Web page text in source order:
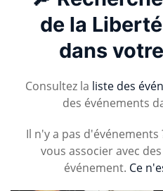
de la
dans
Consultez la liste des
des événements
Il n'y a pas
vous associer avec
événement. Ce